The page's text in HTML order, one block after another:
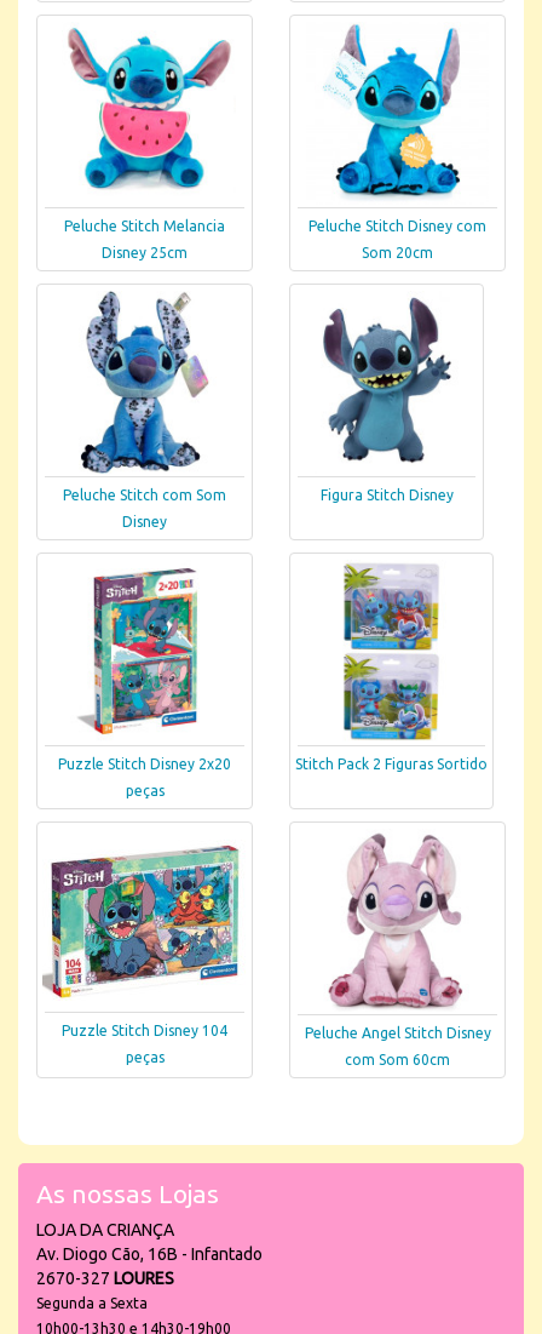
Peluche Stitch Melancia
Disney 25cm
Peluche Stitch Disney com
Som 20cm
Peluche Stitch com Som
Disney
Figura Stitch Disney
Puzzle Stitch Disney 2x20
peças
Stitch Pack 2 Figuras Sortido
Puzzle Stitch Disney 104
peças
Peluche Angel Stitch Disney
com Som 60cm
As nossas Lojas
LOJA DA CRIANÇA
Av. Diogo Cão, 16B - Infantado
2670-327 LOURES
Segunda a Sexta
10h00-13h30 e 14h30-19h00